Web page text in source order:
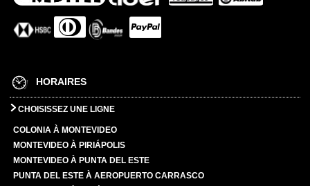
HORAIRES
CHOISISSEZ UNE LIGNE
COLONIA À MONTEVIDEO
MONTEVIDEO À PIRIÁPOLIS
MONTEVIDEO À PUNTA DEL ESTE
PUNTA DEL ESTE À AEROPUERTO CARRASCO